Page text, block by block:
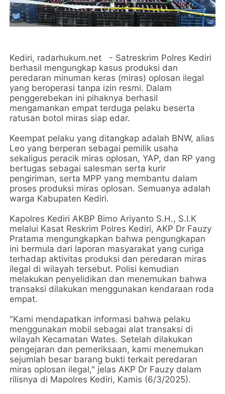
Kediri, radarhukum.net - Satreskrim Polres Kediri
berhasil mengungkap kasus produksi dan
peredaran minuman keras (miras) oplosan ilegal
yang beroperasi tanpa izin resmi. Dalam
penggerebekan ini pihaknya berhasil
mengamankan empat terduga pelaku beserta
ratusan botol miras siap edar.
Keempat pelaku yang ditangkap adalah BNW, alias
Leo yang berperan sebagai pemilik usaha
sekaligus peracik miras oplosan, YAP, dan RP yang
bertugas sebagai salesman serta kurir
pengiriman, serta MPP yang membantu dalam
proses produksi miras oplosan. Semuanya adalah
warga Kabupaten Kediri.
Kapolres Kediri AKBP Bimo Ariyanto S.H., S.I.K
melalui Kasat Reskrim Polres Kediri, AKP Dr Fauzy
Pratama mengungkapkan bahwa pengungkapan
ini bermula dari laporan masyarakat yang curiga
terhadap aktivitas produksi dan peredaran miras
ilegal di wilayah tersebut. Polisi kemudian
melakukan penyelidikan dan menemukan bahwa
transaksi dilakukan menggunakan kendaraan roda
empat.
"Kami mendapatkan informasi bahwa pelaku
menggunakan mobil sebagai alat transaksi di
wilayah Kecamatan Wates. Setelah dilakukan
pengejaran dan pemeriksaan, kami menemukan
sejumlah besar barang bukti terkait peredaran
miras oplosan ilegal," jelas AKP Dr Fauzy dalam
rilisnya di Mapolres Kediri, Kamis (6/3/2025).